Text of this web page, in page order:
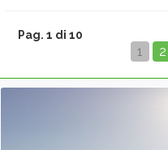
Pag. 1 di 10
1 2